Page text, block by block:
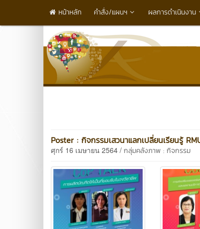
หน้าหลัก คำสั่ง/แผนฯ ผลการดำเนินงาน
Poster : กิจกรรมเสวนาแลกเปลี่ยนเรียนรู้
ศุกร์ 16 เมษายน 2564 / กลุ่มคลังภาพ : กิจกรรม